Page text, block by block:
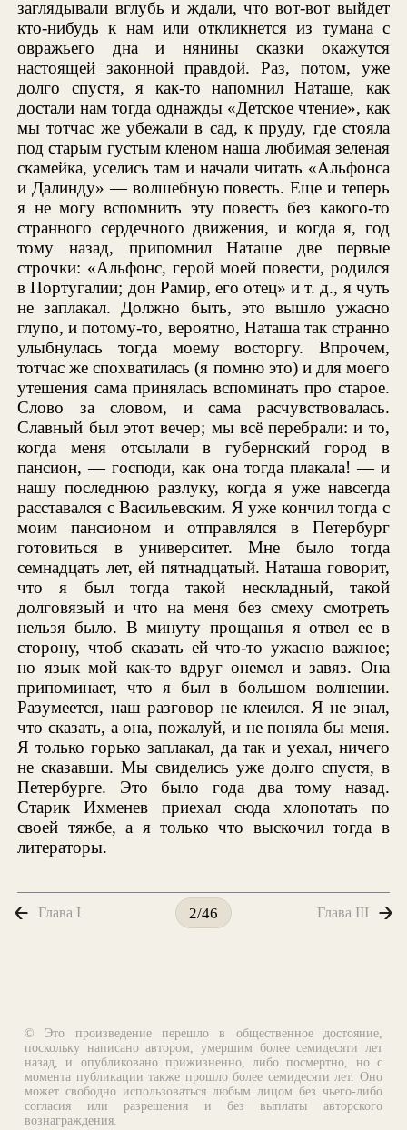
заглядывали вглубь и ждали, что вот-вот выйдет
кто-нибудь к нам или откликнется из тумана с
овражьего дна и нянины сказки окажутся
настоящей законной правдой. Раз, потом, уже
долго спустя, я как-то напомнил Наташе, как
достали нам тогда однажды «Детское чтение», как
мы тотчас же убежали в сад, к пруду, где стояла
под старым густым кленом наша любимая зеленая
скамейка, уселись там и начали читать «Альфонса
и Далинду» — волшебную повесть. Еще и теперь
я не могу вспомнить эту повесть без какого-то
странного сердечного движения, и когда я, год
тому назад, припомнил Наташе две первые
строчки: «Альфонс, герой моей повести, родился
в Португалии; дон Рамир, его отец» и т. д., я чуть
не заплакал. Должно быть, это вышло ужасно
глупо, и потому-то, вероятно, Наташа так странно
улыбнулась тогда моему восторгу. Впрочем,
тотчас же спохватилась (я помню это) и для моего
утешения сама принялась вспоминать про старое.
Слово за словом, и сама расчувствовалась.
Славный был этот вечер; мы всё перебрали: и то,
когда меня отсылали в губернский город в
пансион, — господи, как она тогда плакала! — и
нашу последнюю разлуку, когда я уже навсегда
расставался с Васильевским. Я уже кончил тогда с
моим пансионом и отправлялся в Петербург
готовиться в университет. Мне было тогда
семнадцать лет, ей пятнадцатый. Наташа говорит,
что я был тогда такой нескладный, такой
долговязый и что на меня без смеху смотреть
нельзя было. В минуту прощанья я отвел ее в
сторону, чтоб сказать ей что-то ужасно важное;
но язык мой как-то вдруг онемел и завяз. Она
припоминает, что я был в большом волнении.
Разумеется, наш разговор не клеился. Я не знал,
что сказать, а она, пожалуй, и не поняла бы меня.
Я только горько заплакал, да так и уехал, ничего
не сказавши. Мы свиделись уже долго спустя, в
Петербурге. Это было года два тому назад.
Старик Ихменев приехал сюда хлопотать по
своей тяжбе, а я только что выскочил тогда в
литераторы.
Глава I 2/46 Глава III
© Это произведение перешло в общественное достояние,
поскольку написано автором, умершим более семидесяти лет
назад, и опубликовано прижизненно, либо посмертно, но с
момента публикации также прошло более семидесяти лет. Оно
может свободно использоваться любым лицом без чьего-либо
согласия или разрешения и без выплаты авторского
вознаграждения.